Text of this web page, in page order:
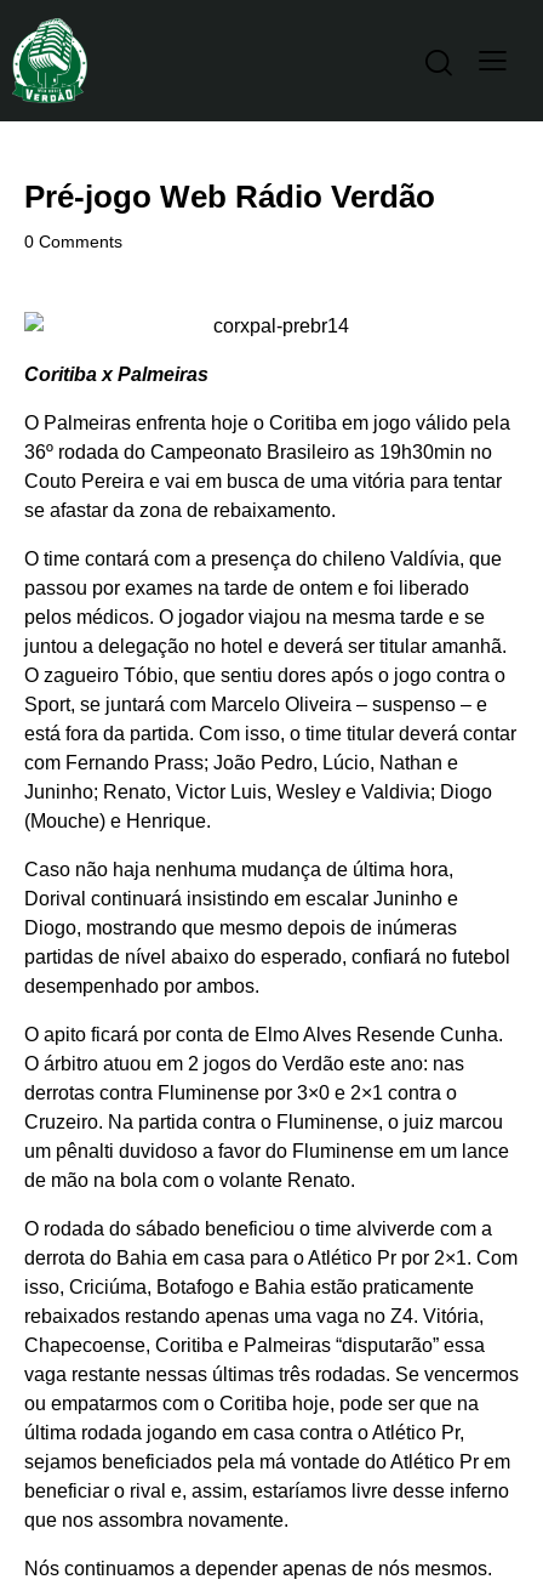
Pré-jogo Web Rádio Verdão
0 Comments
Coritiba x Palmeiras
O Palmeiras enfrenta hoje o Coritiba em jogo válido pela
36º rodada do Campeonato Brasileiro as 19h30min no
Couto Pereira e vai em busca de uma vitória para tentar
se afastar da zona de rebaixamento.
O time contará com a presença do chileno Valdívia, que
passou por exames na tarde de ontem e foi liberado
pelos médicos. O jogador viajou na mesma tarde e se
juntou a delegação no hotel e deverá ser titular amanhã.
O zagueiro Tóbio, que sentiu dores após o jogo contra o
Sport, se juntará com Marcelo Oliveira – suspenso – e
está fora da partida. Com isso, o time titular deverá contar
com Fernando Prass; João Pedro, Lúcio, Nathan e
Juninho; Renato, Victor Luis, Wesley e Valdivia; Diogo
(Mouche) e Henrique.
Caso não haja nenhuma mudança de última hora,
Dorival continuará insistindo em escalar Juninho e
Diogo, mostrando que mesmo depois de inúmeras
partidas de nível abaixo do esperado, confiará no futebol
desempenhado por ambos.
O apito ficará por conta de Elmo Alves Resende Cunha.
O árbitro atuou em 2 jogos do Verdão este ano: nas
derrotas contra Fluminense por 3×0 e 2×1 contra o
Cruzeiro. Na partida contra o Fluminense, o juiz marcou
um pênalti duvidoso a favor do Fluminense em um lance
de mão na bola com o volante Renato.
O rodada do sábado beneficiou o time alviverde com a
derrota do Bahia em casa para o Atlético Pr por 2×1. Com
isso, Criciúma, Botafogo e Bahia estão praticamente
rebaixados restando apenas uma vaga no Z4. Vitória,
Chapecoense, Coritiba e Palmeiras “disputarão” essa
vaga restante nessas últimas três rodadas. Se vencermos
ou empatarmos com o Coritiba hoje, pode ser que na
última rodada jogando em casa contra o Atlético Pr,
sejamos beneficiados pela má vontade do Atlético Pr em
beneficiar o rival e, assim, estaríamos livre desse inferno
que nos assombra novamente.
Nós continuamos a depender apenas de nós mesmos.